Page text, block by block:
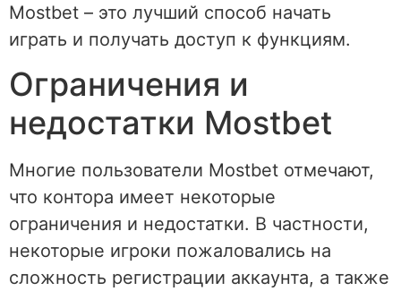
Mostbet – это лучший способ начать
играть и получать доступ к функциям.
Ограничения и
недостатки Mostbet
Многие пользователи Mostbet отмечают,
что контора имеет некоторые
ограничения и недостатки. В частности,
некоторые игроки пожаловались на
сложность регистрации аккаунта, а также